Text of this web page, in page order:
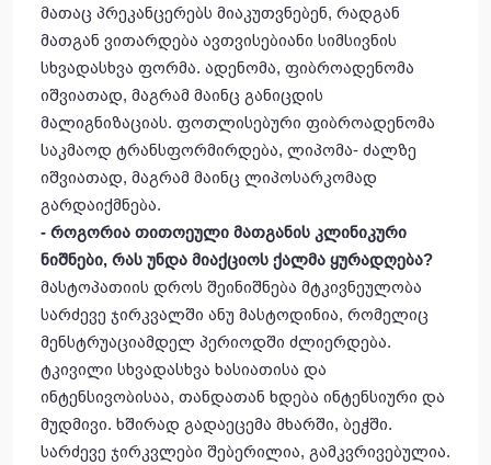
მათაც პრეკანცერებს მიაკუთვნებენ, რადგან
მათგან ვითარდება ავთვისებიანი სიმსივნის
სხვადასხვა ფორმა. ადენომა, ფიბროადენომა
იშვიათად, მაგრამ მაინც განიცდის
მალიგნიზაციას. ფოთლისებური ფიბროადენომა
საკმაოდ ტრანსფორმირდება, ლიპომა- ძალზე
იშვიათად, მაგრამ მაინც ლიპოსარკომად
გარდაიქმნება.
- როგორია თითოეული მათგანის კლინიკური
ნიშნები, რას უნდა მიაქციოს ქალმა ყურადღება?
მასტოპათიის დროს შეინიშნება მტკივნეულობა
სარძევე ჯირკვალში ანუ მასტოდინია, რომელიც
მენსტრუაციამდელ პერიოდში ძლიერდება.
ტკივილი სხვადასხვა ხასიათისა და
ინტენსივობისაა, თანდათან ხდება ინტენსიური და
მუდმივი. ხშირად გადაეცემა მხარში, ბეჭში.
სარძევე ჯირკვლები შებერილია, გამკვრივებულია.